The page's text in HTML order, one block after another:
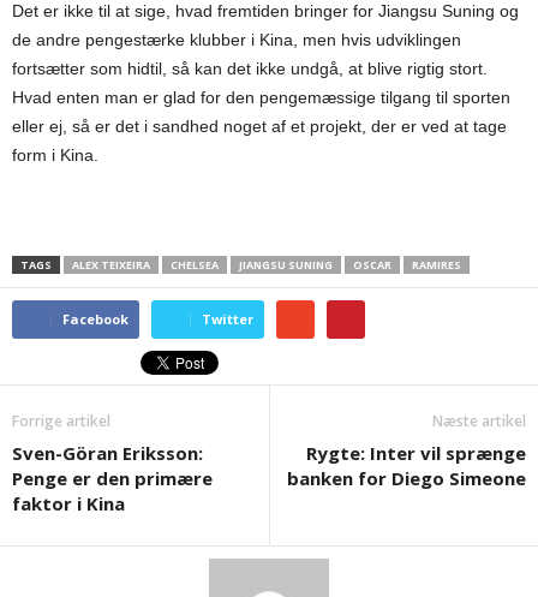
Det er ikke til at sige, hvad fremtiden bringer for Jiangsu Suning og
de andre pengestærke klubber i Kina, men hvis udviklingen
fortsætter som hidtil, så kan det ikke undgå, at blive rigtig stort.
Hvad enten man er glad for den pengemæssige tilgang til sporten
eller ej, så er det i sandhed noget af et projekt, der er ved at tage
form i Kina.
TAGS ALEX TEIXEIRA CHELSEA JIANGSU SUNING OSCAR RAMIRES
Facebook Twitter
Forrige artikel
Sven-Göran Eriksson:
Penge er den primære
faktor i Kina
Næste artikel
Rygte: Inter vil sprænge
banken for Diego Simeone